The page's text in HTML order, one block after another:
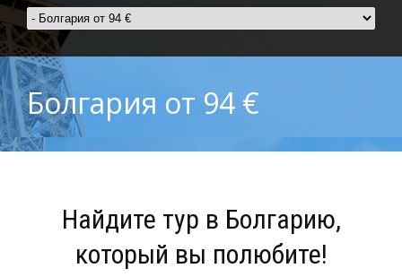
Болгария от 94 €
Найдите тур в Болгарию,
который вы полюбите!